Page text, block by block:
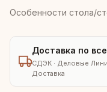
Особенности стола/
Доставка по
СДЭК · Деловые
Доставка